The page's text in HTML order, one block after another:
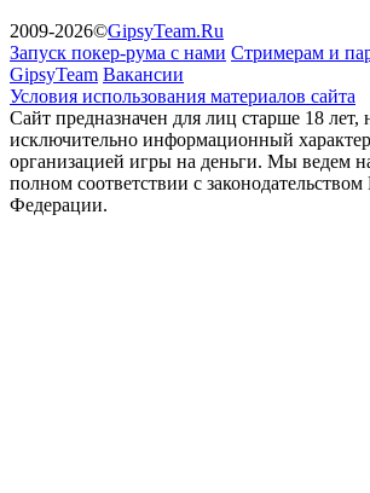
2009-2026©GipsyTeam.Ru
Запуск покер-рума с нами Стримерам и
GipsyTeam Вакансии
Условия использования материалов сайта
Сайт предназначен для лиц старше 18 лет,
исключительно информационный
организацией игры на деньги. Мы ведем
полном соответствии с законодательством
Федерации.